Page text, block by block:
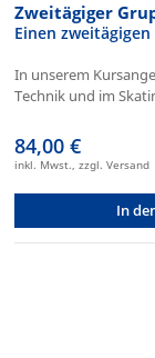
Zweitägiger
Einen
In unserem
Technik und im
84,00 €
inkl. Mwst., zzgl. Versand
In